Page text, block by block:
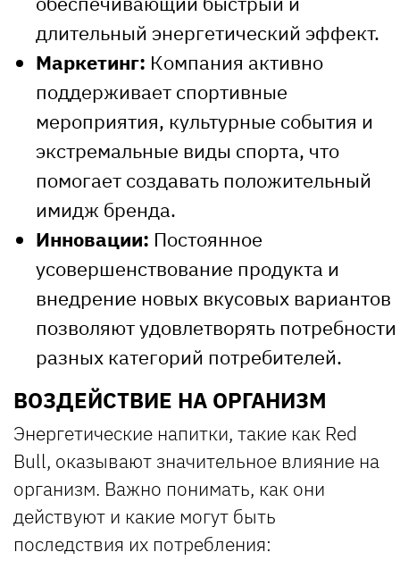
длительный энергетический эффект.
Маркетинг: Компания активно
поддерживает спортивные
мероприятия, культурные события и
экстремальные виды спорта, что
помогает создавать положительный
имидж бренда.
Инновации: Постоянное
усовершенствование продукта и
внедрение новых вкусовых вариантов
позволяют удовлетворять потребности
разных категорий потребителей.
ВОЗДЕЙСТВИЕ НА ОРГАНИЗМ
Энергетические напитки, такие как Red
Bull, оказывают значительное влияние на
организм. Важно понимать, как они
действуют и какие могут быть
последствия их потребления: